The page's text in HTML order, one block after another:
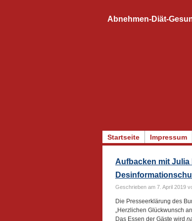
Startseite Impressum
Abnehmen-Diät-
Aufbacken mit
Geschrieben am 7. April 2019
Die Presseerklärung des
„Herzlichen Glückwunsch
Das Essen der Gäste wird